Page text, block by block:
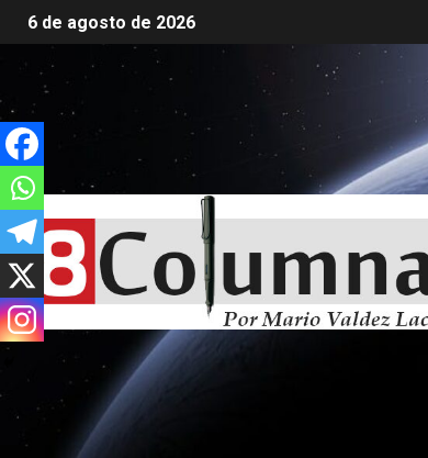
6 de agosto de 2026